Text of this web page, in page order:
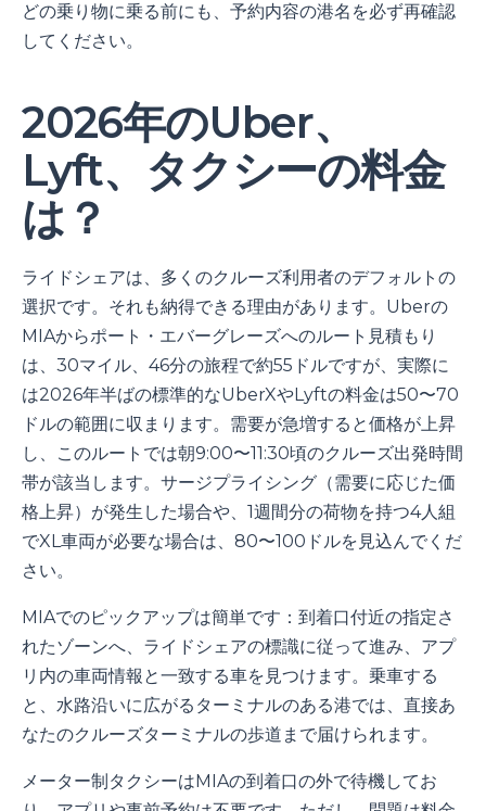
どの乗り物に乗る前にも、予約内容の港名を必ず再確認
してください。
2026年のUber、
Lyft、タクシーの料金
は？
ライドシェアは、多くのクルーズ利用者のデフォルトの
選択です。それも納得できる理由があります。Uberの
MIAからポート・エバーグレーズへのルート見積もり
は、30マイル、46分の旅程で約55ドルですが、実際に
は2026年半ばの標準的なUberXやLyftの料金は50〜70
ドルの範囲に収まります。需要が急増すると価格が上昇
し、このルートでは朝9:00〜11:30頃のクルーズ出発時間
帯が該当します。サージプライシング（需要に応じた価
格上昇）が発生した場合や、1週間分の荷物を持つ4人組
でXL車両が必要な場合は、80〜100ドルを見込んでくだ
さい。
MIAでのピックアップは簡単です：到着口付近の指定さ
れたゾーンへ、ライドシェアの標識に従って進み、アプ
リ内の車両情報と一致する車を見つけます。乗車する
と、水路沿いに広がるターミナルのある港では、直接あ
なたのクルーズターミナルの歩道まで届けられます。
メーター制タクシーはMIAの到着口の外で待機してお